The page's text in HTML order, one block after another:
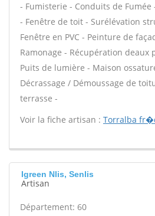
- Fumisterie - Conduits de
- Fenêtre de toit - Surélévation
Fenêtre en PVC - Peinture de
Ramonage - Récupération
Puits de lumière - Maison
Décrassage / Démoussage de
terrasse -
Voir la fiche artisan : Torralba
Igreen Nlis, Senlis
Artisan
Département: 60